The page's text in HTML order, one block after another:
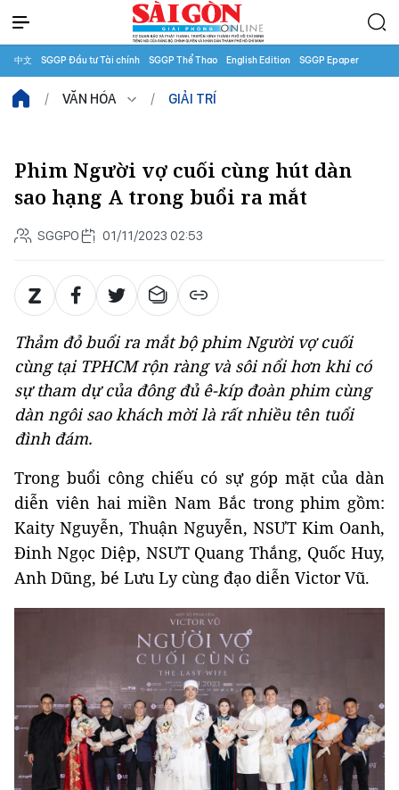
中文 SGGP Đầu tư Tài chính SGGP Thể Thao English Edition SGGP Epaper
VĂN HÓA GIẢI TRÍ
Phim Người vợ cuối cùng hút dàn
sao hạng A trong buổi ra mắt
SGGPO 01/11/2023 02:53
Thảm đỏ buổi ra mắt bộ phim Người vợ cuối
cùngtại TPHCM rộn ràng và sôi nổi hơn khi có
sự tham dự của đông đủ ê-kíp đoàn phim cùng
dàn ngôi sao khách mời là rất nhiều tên tuổi
đình đám.
Trong buổi công chiếu có sự góp mặt của dàn
diễn viên hai miền Nam Bắc trong phim gồm:
Kaity Nguyễn, Thuận Nguyễn, NSƯT Kim Oanh,
Đinh Ngọc Diệp, NSƯT Quang Thắng, Quốc Huy,
Anh Dũng, bé Lưu Ly cùng đạo diễn Victor Vũ.